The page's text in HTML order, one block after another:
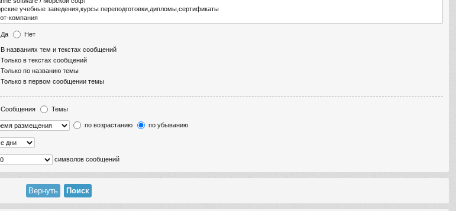
Да Нет
В названиях тем и текстах сообщений
Только в текстах сообщений
Только по названию темы
Только в первом сообщении темы
Сообщения Темы
по возрастанию по убыванию
символов сообщений